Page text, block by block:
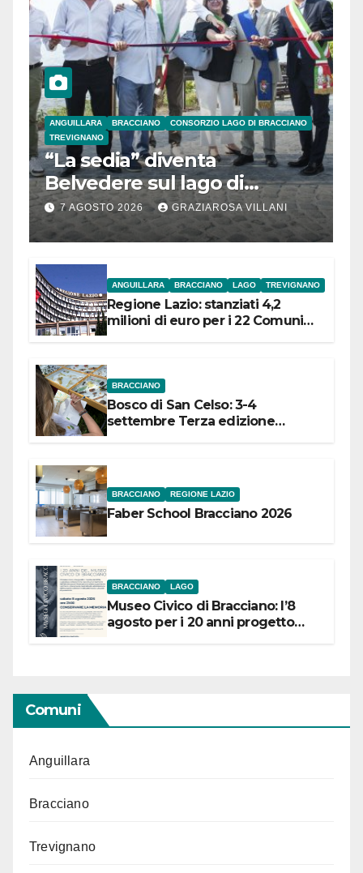
ANGUILLARA BRACCIANO
CONSORZIO LAGO DI BRACCIANO
TREVIGNANO
“La sedia” diventa
Belvedere sul lago di
Bracciano: ieri
l’inaugurazione
7 AGOSTO 2026 GRAZIAROSA VILLANI
ANGUILLARA BRACCIANO LAGO TREVIGNANO
Regione Lazio: stanziati 4,2
milioni di euro per i 22 Comuni
BRACCIANO
Bosco di San Celso: 3-4
settembre Terza edizione
BRACCIANO REGIONE LAZIO
Faber School Bracciano 2026
BRACCIANO LAGO
Museo Civico di Bracciano: l’8
agosto per i 20 anni progetto
Comuni
Anguillara
Bracciano
Trevignano